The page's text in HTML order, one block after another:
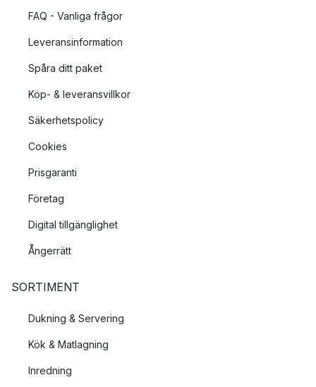
FAQ - Vanliga frågor
Leveransinformation
Spåra ditt paket
Köp- & leveransvillkor
Säkerhetspolicy
Cookies
Prisgaranti
Företag
Digital tillgänglighet
Ångerrätt
SORTIMENT
Dukning & Servering
Kök & Matlagning
Inredning